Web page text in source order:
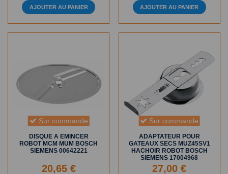
AJOUTER AU PANIER AJOUTER AU PANIER
Sur commande
DISQUE A EMINCER
ROBOT MCM MUM BOSCH
SIEMENS 00642221
20,65 €
Sur commande
ADAPTATEUR POUR
GATEAUX SECS MUZ45SV1
HACHOIR ROBOT BOSCH
SIEMENS 17004968
27,00 €